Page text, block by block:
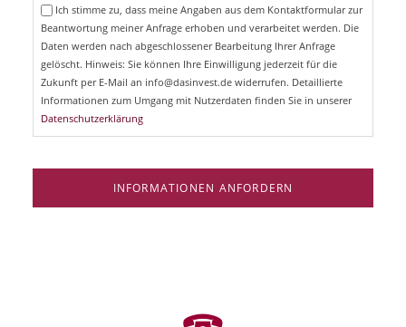
Ich stimme zu, dass meine Angaben aus dem Kontaktformular zur
Beantwortung meiner Anfrage erhoben und verarbeitet werden. Die
Daten werden nach abgeschlossener Bearbeitung Ihrer Anfrage
gelöscht. Hinweis: Sie können Ihre Einwilligung jederzeit für die
Zukunft per E-Mail an info@dasinvest.de widerrufen. Detaillierte
Informationen zum Umgang mit Nutzerdaten finden Sie in unserer
Datenschutzerklärung
INFORMATIONEN ANFORDERN